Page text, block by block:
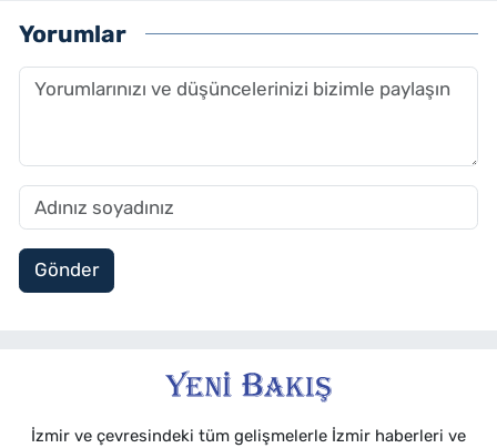
Yorumlar
Gönder
İzmir ve çevresindeki tüm gelişmelerle İzmir haberleri ve